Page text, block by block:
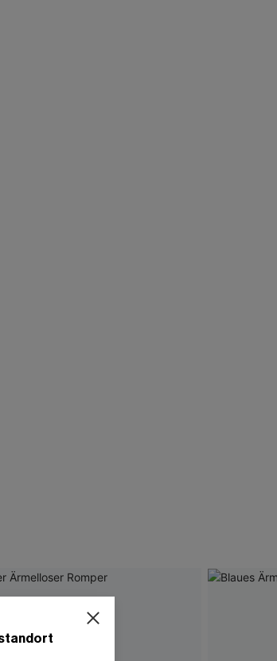
15% ERHALTEN
ohne MBW für E-Mail-Abonnenten.